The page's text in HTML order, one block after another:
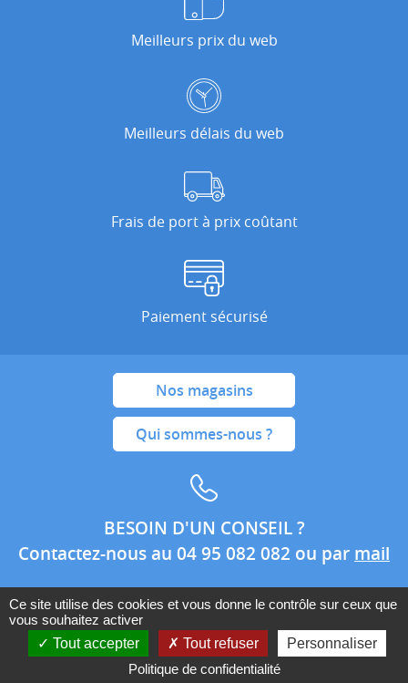
Meilleurs prix du web
Meilleurs délais du web
Frais de port à prix coûtant
Paiement sécurisé
Nos magasins
Qui sommes-nous ?
BESOIN D'UN CONSEIL ?
Contactez-nous au 04 95 082 082 ou par mail
Conditions générales de ventes
Mentions légales
Politique de confidentialité
Ce site utilise des cookies et vous donne le contrôle sur ceux que
vous souhaitez activer
Tout accepter
Tout refuser
Personnaliser
Politique de confidentialité